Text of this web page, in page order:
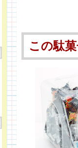
この駄